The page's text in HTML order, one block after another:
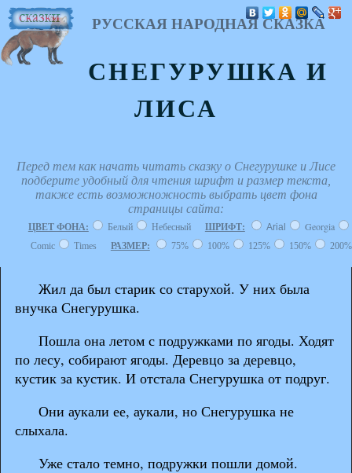
РУССКАЯ НАРОДНАЯ СКАЗКА
СНЕГУРУШКА И
ЛИСА
Перед тем как начать читать сказку о Снегурушке и Лисе
подберите удобный для чтения шрифт и размер текста,
также есть возможножность выбрать цвет фона
страницы сайта:
ЦВЕТ ФОНА: Белый Небесный ШРИФТ: Arial Georgia
Comic Times РАЗМЕР: 75% 100% 125% 150% 200%
Жил да был старик со старухой. У них была
внучка Снегурушка.
Пошла она летом с подружками по ягоды. Ходят
по лесу, собирают ягоды. Деревцо за деревцо,
кустик за кустик. И отстала Снегурушка от подруг.
Они аукали ее, аукали, но Снегурушка не
слыхала.
Уже стало темно, подружки пошли домой.